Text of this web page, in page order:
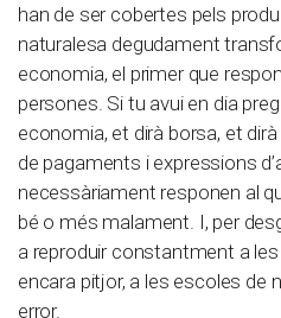
han de ser cobertes pels
naturalesa degudament
economia, el primer que
persones. Si tu avui en dia
economia, et dirà borsa, et
de pagaments i expressions
necessàriament responen al
bé o més malament. I, per
a reproduir constantment a
encara pitjor, a les escoles de
error.